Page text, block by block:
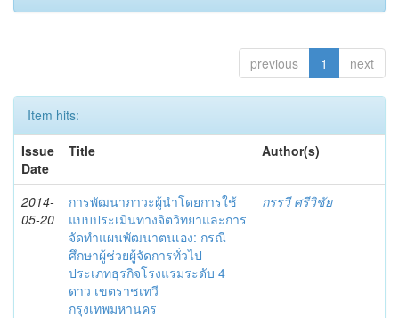
previous 1 next
Item hits:
Issue
Date
Title Author(s)
2014-
05-20
การพัฒนาภาวะผู้นำโดยการใช้
แบบประเมินทางจิตวิทยาและการ
จัดทำแผนพัฒนาตนเอง: กรณี
ศึกษาผู้ช่วยผู้จัดการทั่วไป
ประเภทธุรกิจโรงแรมระดับ 4
ดาว เขตราชเทวี
กรุงเทพมหานคร
กรรวี ศรีวิชัย